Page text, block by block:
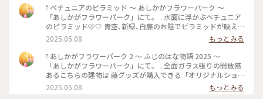
サラサラと風に揺れる紫の大藤、大量の花吹雪を舞わせる薄紅
の藤棚は圧巻でした。 レストランは並びましたが、下野牛や
日光のマスなどのご当地グルメを園内の藤を眺めつつ楽しめま
した。屋外テイクアウトでも藤ソフトなど充実しています。 お
土産は藤のお花見をしている猫ちゃんを連れて帰りました🐈️ハ
ンカチです(^-^) 首都圏から足利直行のJRの春の特別特急は今
年も運行するようです。しかも増便です！ 車窓の旅に出掛けて
みてはいかがでしょうか🌸 #あしかがフラワーパーク #栃木県
#あしかが大藤まつり号
𖡡 ペチュニアのピラミッド 〜 あしかがフラワーパーク 〜
「あしかがフラワーパーク」にて。 . 水面に浮かぶペチュニア
のピラミッド🩷🤍 青空､新緑､白藤のお陰でピラミッドが映え
ました🌈✨ 初めて成功したリフレクション( ˶ ᷇ 𖥦 ᷆ ˵ ) . アートな
景色を楽しめました🖼️𓈒𓏸 . . 3~5枚目は花売場付近にあった素敵
な花手水💐 優しい色合いのお花がたくさん浮かんでました♪ .
花で賑わう今の時期が1番いいですね🥰🌸 . 初めて来ましたが､
とても素敵な所だったので また来年も行きたいです💜🤍🩷 .
長々とお付き合い頂き､ありがとうございました。 . . 写真は
2025.05.01に撮りました📷ˊ˗ #あしかがフラワーパー
2025.05.08
もっとみる
𖡡 あしかがフラワーパーク 2 〜 ふじのはな物語 2025 〜
「あしかがフラワーパーク」にて。 . 全面ガラス張りの開放感
あるこちらの建物は 藤グッズが購入できる「オリジナルショ
ップ」です。 . 藤色の傘やハンカチ､ハンドクリーム 素敵な花
器など様々なグッズがあり 多くの女性客で賑わっていました
2025.05.08 もっとみる